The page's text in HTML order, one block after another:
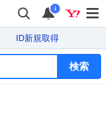
i
ID新規取得
検索